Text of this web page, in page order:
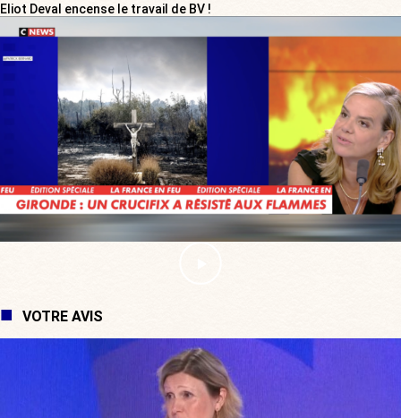
Eliot Deval encense le travail de BV !
VOTRE AVIS